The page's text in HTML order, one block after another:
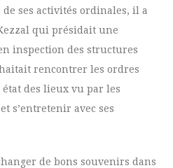
ses activités ordinales, il a
qui présidait une
inspection des structures
rencontrer les ordres
des lieux vu par les
s’entretenir avec ses
de bons souvenirs dans